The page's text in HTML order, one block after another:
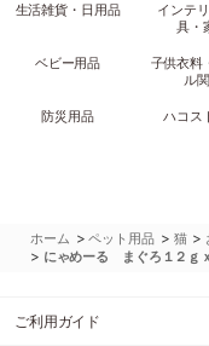
生活雑貨・日用品
インテ
具・
ベビー用品
子供衣料
ル
防災用品 ハコス
ホーム >ペット用品 > 猫 >
> にゃめーる まぐろ１２ｇ
ご利用ガイド